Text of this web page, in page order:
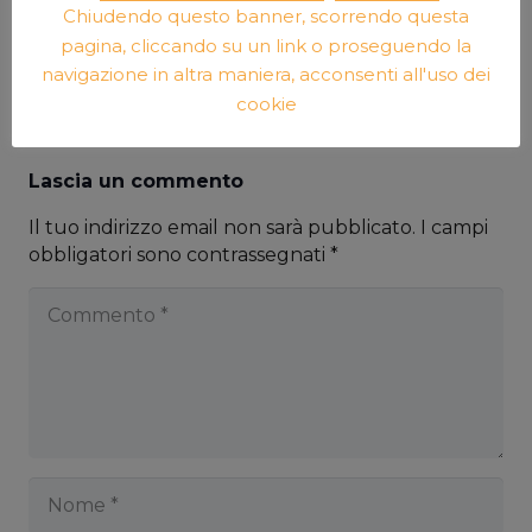
Articolo
Articolo
Lascia un commento
Il tuo indirizzo email non sarà pubblicato. I campi
obbligatori sono contrassegnati *
Chiudendo questo banner, scorrendo questa
pagina, cliccando su un link o proseguendo la
navigazione in altra maniera, acconsenti all'uso dei
cookie